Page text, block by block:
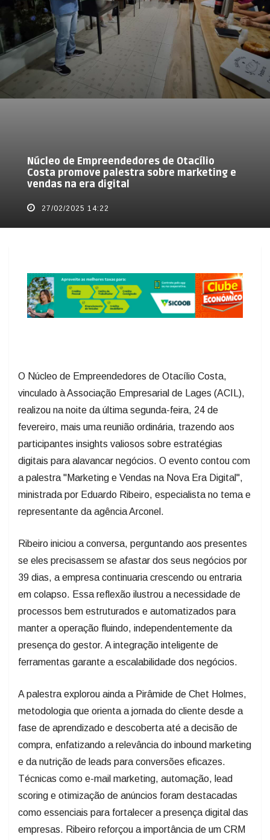
Núcleo de Empreendedores de Otacílio
Costa promove palestra sobre marketing e
vendas na era digital
27/02/2025 14:22
O Núcleo de Empreendedores de Otacílio Costa,
vinculado à Associação Empresarial de Lages (ACIL),
realizou na noite da última segunda-feira, 24 de
fevereiro, mais uma reunião ordinária, trazendo aos
participantes insights valiosos sobre estratégias
digitais para alavancar negócios. O evento contou com
a palestra "Marketing e Vendas na Nova Era Digital",
ministrada por Eduardo Ribeiro, especialista no tema e
representante da agência Arconel.
Ribeiro iniciou a conversa, perguntando aos presentes
se eles precisassem se afastar dos seus negócios por
39 dias, a empresa continuaria crescendo ou entraria
em colapso. Essa reflexão ilustrou a necessidade de
processos bem estruturados e automatizados para
manter a operação fluindo, independentemente da
presença do gestor. A integração inteligente de
ferramentas garante a escalabilidade dos negócios.
A palestra explorou ainda a Pirâmide de Chet Holmes,
metodologia que orienta a jornada do cliente desde a
fase de aprendizado e descoberta até a decisão de
compra, enfatizando a relevância do inbound marketing
e da nutrição de leads para conversões eficazes.
Técnicas como e-mail marketing, automação, lead
scoring e otimização de anúncios foram destacadas
como essenciais para fortalecer a presença digital das
empresas. Ribeiro reforçou a importância de um CRM